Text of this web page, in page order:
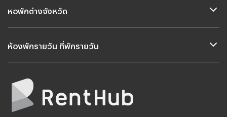
หอพักต่างจังหวัด
ห้องพักรายวัน ที่พักรายวัน